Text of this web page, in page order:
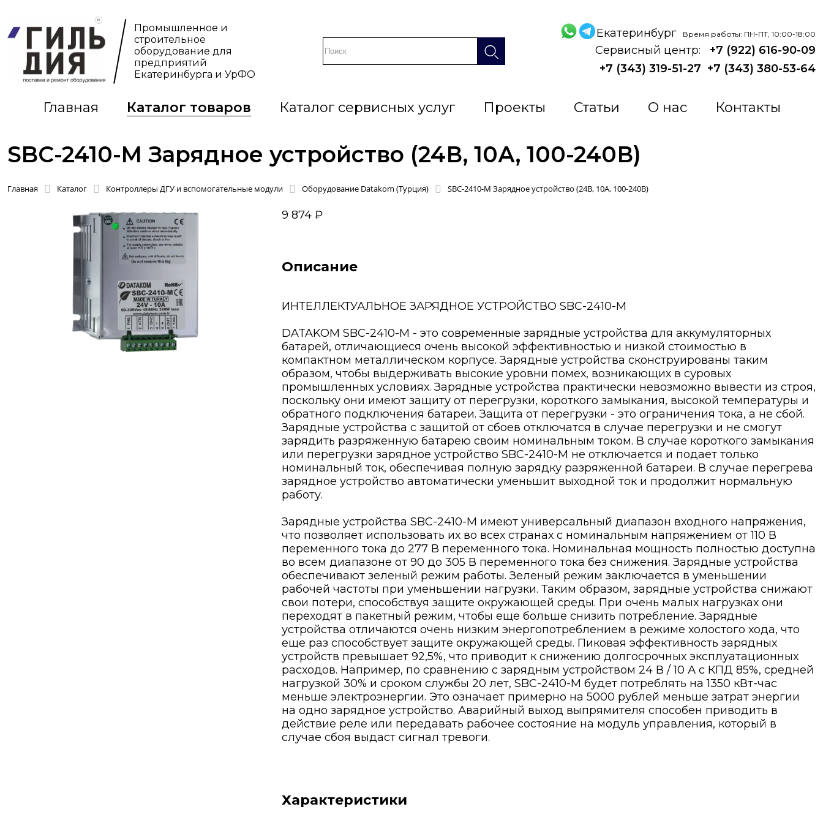
Промышленное и
строительное
оборудование для
предприятий
Екатеринбурга и УрФО
Екатеринбург Время работы: ПН-ПТ, 10:00-18:00
Сервисный центр:
+7 (922) 616-90-09
+7 (343) 319-51-27 +7 (343) 380-53-64
Главная Каталог товаров Каталог сервисных услуг Проекты Статьи О нас Контакты
SBC-2410-M Зарядное устройство (24В, 10А, 100-240В)
Главная Каталог Контроллеры ДГУ и вспомогательные модули Оборудование Datakom (Турция) SBC-2410-M Зарядное устройство (24В, 10А, 100-240В)
9 874 ₽
Описание
ИНТЕЛЛЕКТУАЛЬНОЕ ЗАРЯДНОЕ УСТРОЙСТВО SBC-2410-M
DATAKOM SBC-2410-M - это современные зарядные устройства для аккумуляторных
батарей, отличающиеся очень высокой эффективностью и низкой стоимостью в
компактном металлическом корпусе. Зарядные устройства сконструированы таким
образом, чтобы выдерживать высокие уровни помех, возникающих в суровых
промышленных условиях. Зарядные устройства практически невозможно вывести из строя,
поскольку они имеют защиту от перегрузки, короткого замыкания, высокой температуры и
обратного подключения батареи. Защита от перегрузки - это ограничения тока, а не сбой.
Зарядные устройства с защитой от сбоев отключатся в случае перегрузки и не смогут
зарядить разряженную батарею своим номинальным током. В случае короткого замыкания
или перегрузки зарядное устройство SBC-2410-M не отключается и подает только
номинальный ток, обеспечивая полную зарядку разряженной батареи. В случае перегрева
зарядное устройство автоматически уменьшит выходной ток и продолжит нормальную
работу.
Зарядные устройства SBC-2410-M имеют универсальный диапазон входного напряжения,
что позволяет использовать их во всех странах с номинальным напряжением от 110 В
переменного тока до 277 В переменного тока. Номинальная мощность полностью доступна
во всем диапазоне от 90 до 305 В переменного тока без снижения. Зарядные устройства
обеспечивают зеленый режим работы. Зеленый режим заключается в уменьшении
рабочей частоты при уменьшении нагрузки. Таким образом, зарядные устройства снижают
свои потери, способствуя защите окружающей среды. При очень малых нагрузках они
переходят в пакетный режим, чтобы еще больше снизить потребление. Зарядные
устройства отличаются очень низким энергопотреблением в режиме холостого хода, что
еще раз способствует защите окружающей среды. Пиковая эффективность зарядных
устройств превышает 92,5%, что приводит к снижению долгосрочных эксплуатационных
расходов. Например, по сравнению с зарядным устройством 24 В / 10 А с КПД 85%, средней
нагрузкой 30% и сроком службы 20 лет, SBC-2410-M будет потреблять на 1350 кВт-час
меньше электроэнергии. Это означает примерно на 5000 рублей меньше затрат энергии
на одно зарядное устройство. Аварийный выход выпрямителя способен приводить в
действие реле или передавать рабочее состояние на модуль управления, который в
случае сбоя выдаст сигнал тревоги.
Характеристики